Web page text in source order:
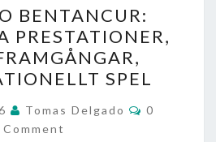
BENTANCUR:
UTMÄRKTA
PRESTATIONER,
KLUBBFRAMGÅNGAR,
INTERNATIONELLT
SPEL
BENTANCUR:
PRESTATIONER,
SPEL
Tomas Delgado Comments
0
Comment